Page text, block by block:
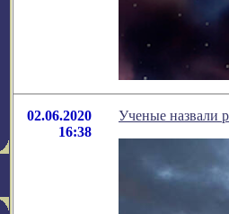
02.06.2020
16:38
Ученые назвали